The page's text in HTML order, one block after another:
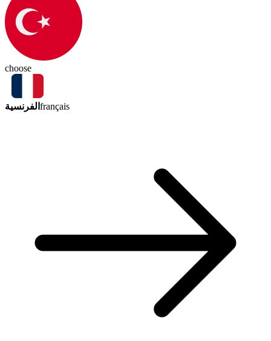
choose
الفرنسية français